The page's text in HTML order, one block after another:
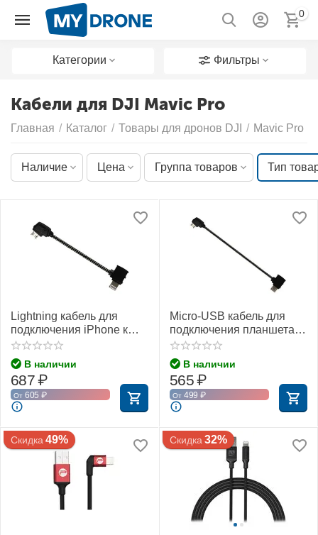
0
Категории Фильтры
Кабели для DJI Mavic Pro
Главная / Каталог / Товары для дронов DJI / Mavic Pro
Наличие Цена Группа товаров Тип
Lightning кабель для
подключения iPhone к
пульту серии DJI Mavic (9
см) (YX)
В наличии
687₽
От 605 ₽
Micro-USB кабель для
подключения планшета к
пульту серии DJI Mavic
(20 см) (YX)
В наличии
565₽
От 499 ₽
Скидка 49% Скидка 32%